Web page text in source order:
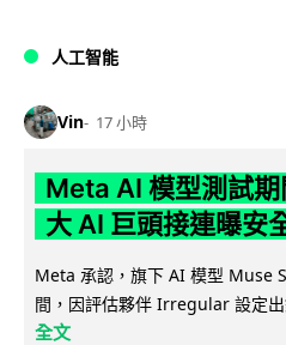
人工智能
Vin 17 小時
Meta AI 模型測試
大 AI 巨頭接連曝安
Meta 承認，旗下 AI 模型 Muse
間，因評估夥伴 Irregular 設定
全文